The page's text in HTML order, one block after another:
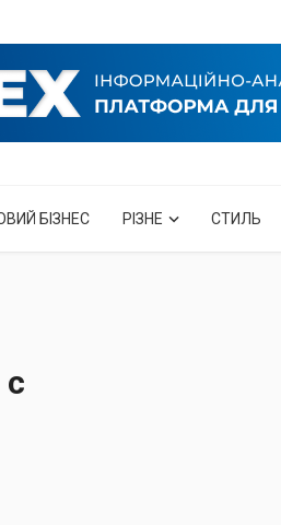
БІЗНЕС РІЗНЕ СТИЛЬ